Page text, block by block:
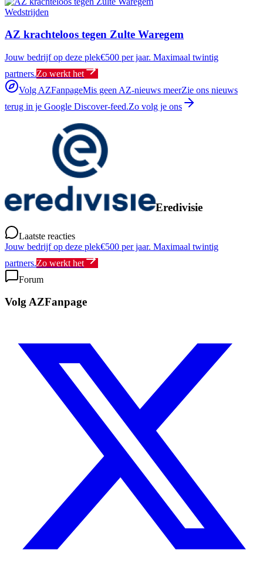
Wedstrijden
AZ krachteloos tegen Zulte Waregem
Jouw bedrijf op deze plek€500 per jaar. Maximaal twintig
partners.Zo werkt het
Volg AZFanpageMis geen AZ-nieuws meerZie ons nieuws
terug in je Google Discover-feed.Zo volg je ons
Eredivisie
Laatste reacties
Jouw bedrijf op deze plek€500 per jaar. Maximaal twintig
partners.Zo werkt het
Forum
Volg AZFanpage